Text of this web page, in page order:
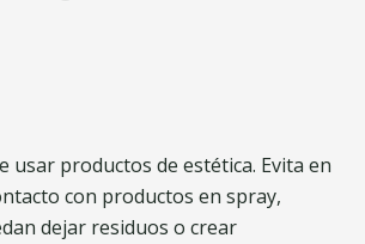
usar productos de estética. Evita en
con productos en spray,
dejar residuos o crear